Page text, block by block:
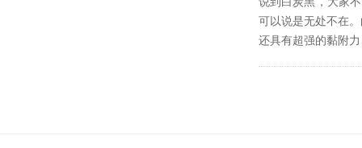
可以说是无处不在
还具有超强的黏附力